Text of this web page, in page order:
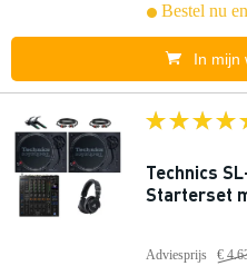
Bestel nu
In mijn
Technics
Starterset
Adviesprijs €